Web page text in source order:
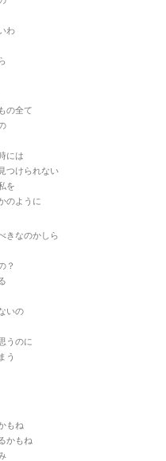
わ
の全て
には
つけられない
を
のように
きなのかしら
？
いの
うのに
う
もね
かもね